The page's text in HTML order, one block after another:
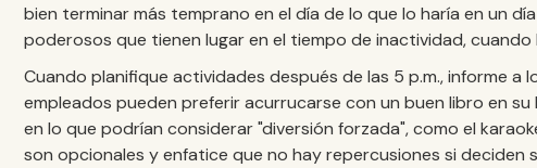
bien terminar más temprano en el día de lo que lo haría en un
poderosos que tienen lugar en el tiempo de inactividad,
Cuando planifique actividades después de las 5 p.m., informe a
empleados pueden preferir acurrucarse con un buen libro en
en lo que podrían considerar "diversión forzada", como el
son opcionales y enfatice que no hay repercusiones si deciden